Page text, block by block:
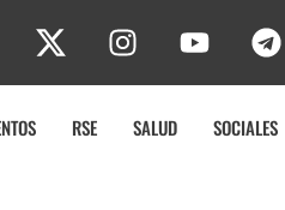
RSE SALUD SOCIALES